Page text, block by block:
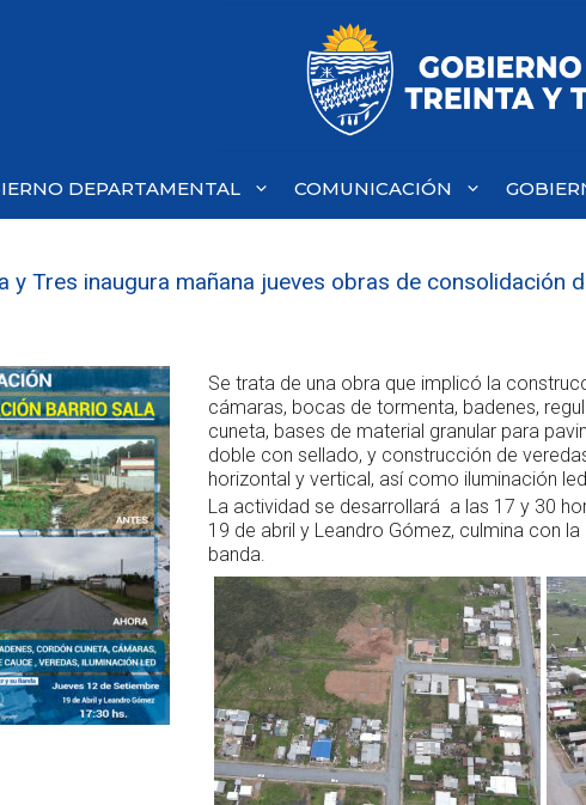
DEPARTAMENTAL COMUNICACIÓN
y Tres inaugura mañana jueves obras de consolidación
Se trata de una obra que implicó la
cámaras, bocas de tormenta, badenes,
cuneta, bases de material granular para
doble con sellado, y construcción de
horizontal y vertical, así como iluminación
La actividad se desarrollará a las 17 y 30
19 de abril y Leandro Gómez, culmina con
banda.